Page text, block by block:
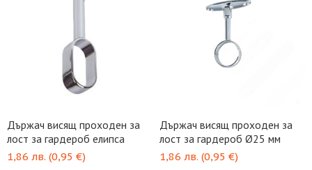
Държач висящ прoходен за
лост за гардероб елипса
1,86 лв. (0,95 €)
Държач висящ проходен за
лост за гардероб Ø25 мм
1,86 лв. (0,95 €)